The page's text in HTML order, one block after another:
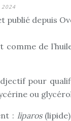
2024
publié depuis
de
pour
ou
: liparos